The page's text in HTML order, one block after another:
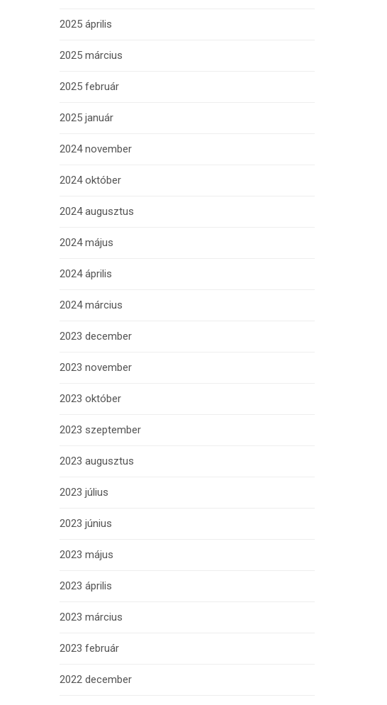
2025 április
2025 március
2025 február
2025 január
2024 november
2024 október
2024 augusztus
2024 május
2024 április
2024 március
2023 december
2023 november
2023 október
2023 szeptember
2023 augusztus
2023 július
2023 június
2023 május
2023 április
2023 március
2023 február
2022 december